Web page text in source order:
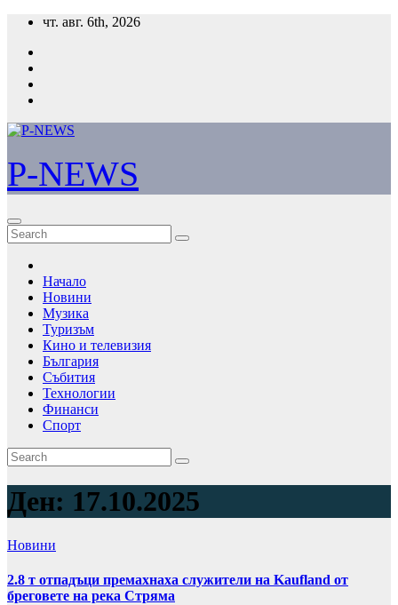
Skip
content
чт. авг. 6th, 2026
P-NEWS
Начало
Новини
Музика
Туризъм
Кино и телевизия
България
Събития
Технологии
Финанси
Спорт
Ден: 17.10.2025
Новини
2.8 т отпадъци премахнаха служители на Kaufland от
бреговете на река Стряма